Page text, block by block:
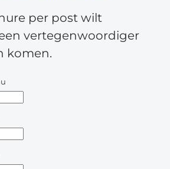
per post wilt
vertegenwoordiger
komen.